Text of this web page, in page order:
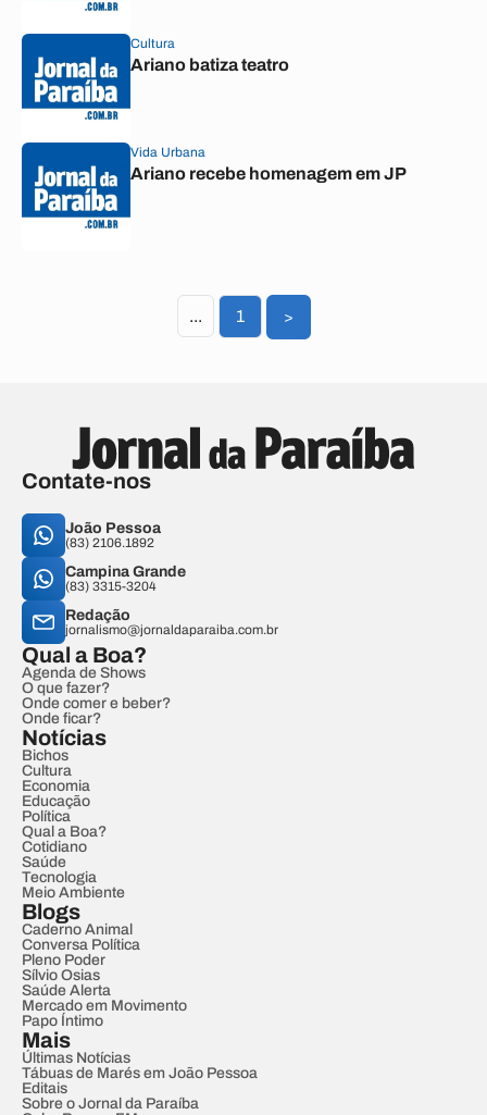
Cultura
Ariano batiza teatro
Vida Urbana
Ariano recebe homenagem em JP
... 1 >
Contate-nos
João Pessoa
(83) 2106.1892
Campina Grande
(83) 3315-3204
Redação
jornalismo@jornaldaparaiba.com.br
Qual a Boa?
Agenda de Shows
O que fazer?
Onde comer e beber?
Onde ficar?
Notícias
Bichos
Cultura
Economia
Educação
Política
Qual a Boa?
Cotidiano
Saúde
Tecnologia
Meio Ambiente
Blogs
Caderno Animal
Conversa Política
Pleno Poder
Sílvio Osias
Saúde Alerta
Mercado em Movimento
Papo Íntimo
Mais
Últimas Notícias
Tábuas de Marés em João Pessoa
Editais
Sobre o Jornal da Paraíba